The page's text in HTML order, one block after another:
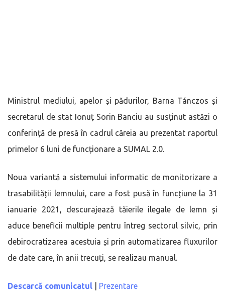
Ministrul mediului, apelor și pădurilor, Barna Tánczos și
secretarul de stat Ionuț Sorin Banciu au susținut astăzi o
conferință de presă în cadrul căreia au prezentat raportul
primelor 6 luni de funcționare a SUMAL 2.0.
Noua variantă a sistemului informatic de monitorizare a
trasabilității lemnului, care a fost pusă în funcțiune la 31
ianuarie 2021, descurajează tăierile ilegale de lemn și
aduce beneficii multiple pentru întreg sectorul silvic, prin
debirocratizarea acestuia și prin automatizarea fluxurilor
de date care, în anii trecuți, se realizau manual.
Descarcă comunicatul Prezentare